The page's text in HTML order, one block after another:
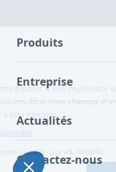
Produits
Entreprise
Actualités
Contactez-nous